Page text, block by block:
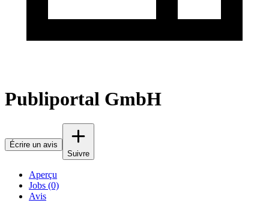
Publiportal GmbH
Écrire un avis
Suivre
Aperçu
Jobs (0)
Avis